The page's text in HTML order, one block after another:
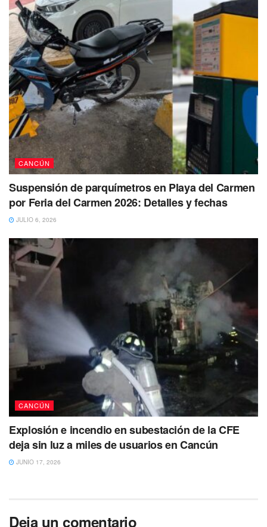
CANCÚN
Suspensión de parquímetros en Playa del Carmen
por Feria del Carmen 2026: Detalles y fechas
JULIO 6, 2026
CANCÚN
Explosión e incendio en subestación de la CFE
deja sin luz a miles de usuarios en Cancún
JUNIO 17, 2026
Deja un comentario